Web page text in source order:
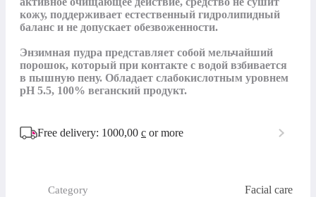
кожу, поддерживает естественный гидролипидный
баланс и не допускает обезвоженности.
Энзимная пудра представляет собой мельчайший
порошок, который при контакте с водой взбивается
в пышную пену. Обладает слабокислотным уровнем
pH 5.5, 100% веганский продукт.
Free delivery: 1000,00 с or more
Category Facial care